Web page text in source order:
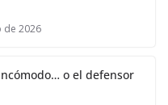
de 2026
o el defensor